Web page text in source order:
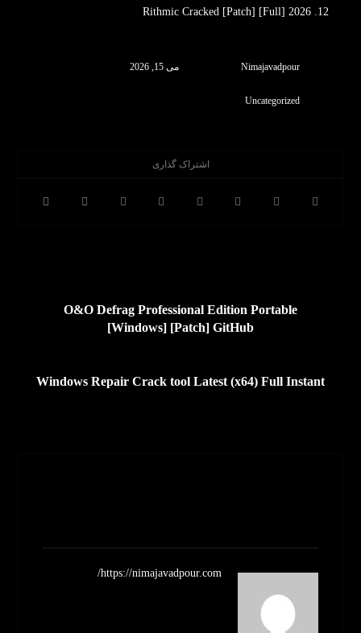
Rithmic Cracked [Patch] [Full] 2026
Nimajavadpour می 15, 2026
Uncategorized
O&O Defrag Professional Edition Portable
[Windows] [Patch] GitHub
Windows Repair Crack tool Latest (x64) Full Instant
https://nimajavadpour.com/